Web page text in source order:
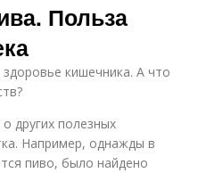
Польза
кишечника. А что
других полезных
Например, однажды в
пиво, было найдено